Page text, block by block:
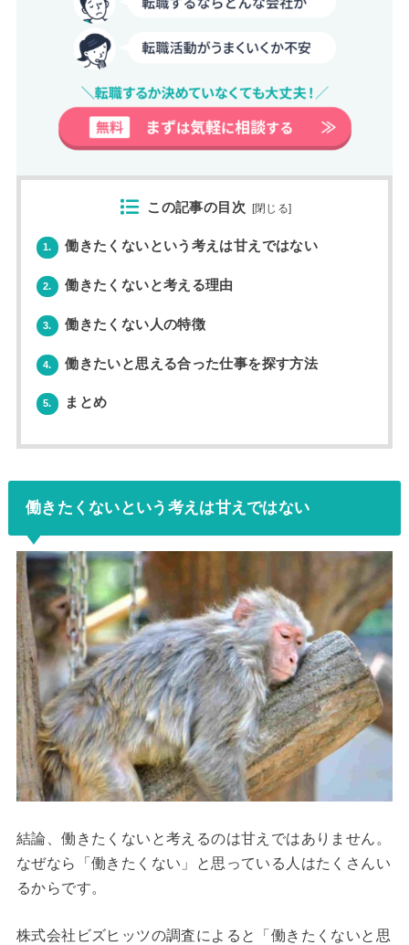
この記事の目次 [閉じる]
1. 働きたくないという考えは甘えではない
2. 働きたくないと考える理由
3. 働きたくない人の特徴
4. 働きたいと思える合った仕事を探す方法
5. まとめ
働きたくないという考えは甘えではない
結論、働きたくないと考えるのは甘えではありません。
なぜなら「働きたくない」と思っている人はたくさんい
るからです。
株式会社ビズヒッツの調査によると「働きたくないと思